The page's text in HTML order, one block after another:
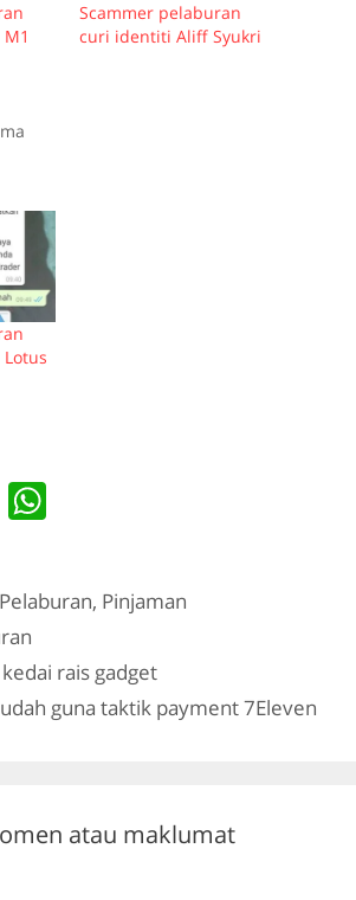
tu
fb)
Scammer pelaburan
curi identiti Aliff Syukri
T
gr
a
m
s
A
p
p
Pelaburan, Pinjaman
rais gadget
guna taktik payment 7Eleven
atau maklumat